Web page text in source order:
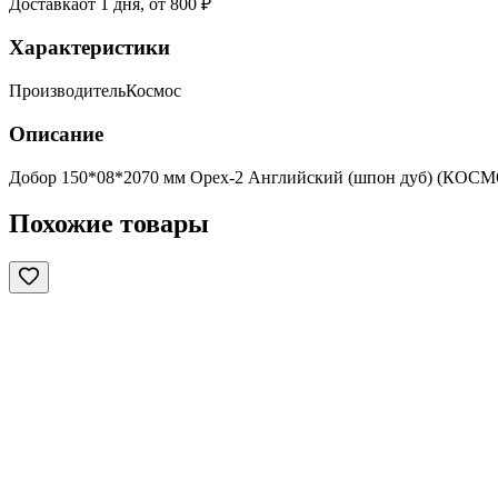
Характеристики
ПроизводительКосмос
Описание
Добор 150*08*2070 мм Орех-2 Английский (шпон дуб)
Похожие товары